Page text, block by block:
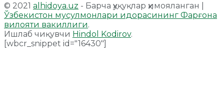
© 2021 alhidoya.uz - Барча ҳуқуқлар ҳимояланган |
Ўзбекистон мусулмонлари идорасининг Фарғона
вилояти вакиллиги.
Ишлаб чиқувчи Hindol Kodirov.
[wbcr_snippet id="16430"]